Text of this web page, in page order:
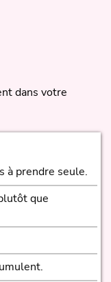
dans votre
à prendre seule.
que